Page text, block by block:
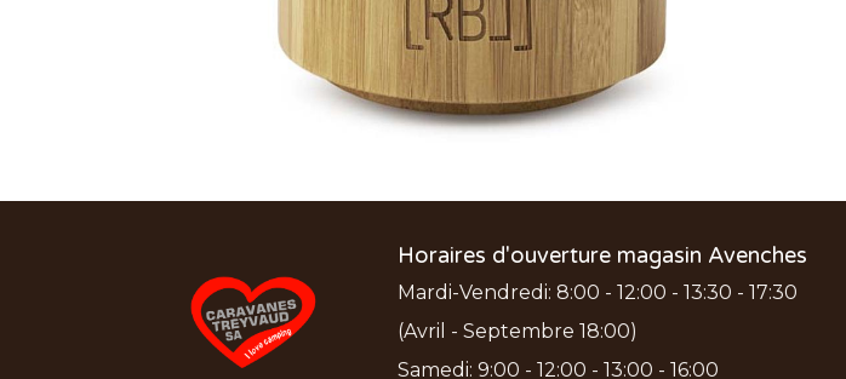
Horaires d'ouverture magasin Avenches
Mardi-Vendredi: 8:00 - 12:00 - 13:30 - 17:30
(Avril - Septembre 18:00)
Samedi: 9:00 - 12:00 - 13:00 - 16:00